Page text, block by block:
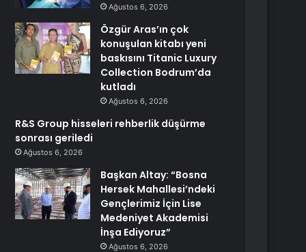
Ağustos 6, 2026
Özgür Aras’ın çok
konuşulan kitabı yeni
baskısını Titanic Luxury
Collection Bodrum’da
kutladı
Ağustos 6, 2026
R&S Group hisseleri rehberlik düşürme
sonrası geriledi
Ağustos 6, 2026
Başkan Altay: “Bosna
Hersek Mahallesi’ndeki
Gençlerimiz İçin Lise
Medeniyet Akademisi
İnşa Ediyoruz”
Ağustos 6, 2026